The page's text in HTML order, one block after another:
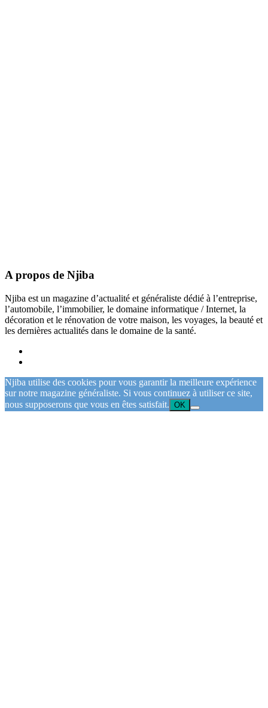
A propos de Njiba
Njiba est un magazine d’actualité et généraliste dédié à l’entreprise,
l’automobile, l’immobilier, le domaine informatique / Internet, la
décoration et le rénovation de votre maison, les voyages, la beauté et
les dernières actualités dans le domaine de la santé.
Njiba utilise des cookies pour vous garantir la meilleure expérience
sur notre magazine généraliste. Si vous continuez à utiliser ce site,
nous supposerons que vous en êtes satisfait. OK